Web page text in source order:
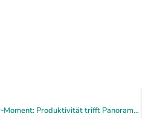
Vom Workshop zum Wow-Moment: Produktivität trifft Panorama am Bodensee